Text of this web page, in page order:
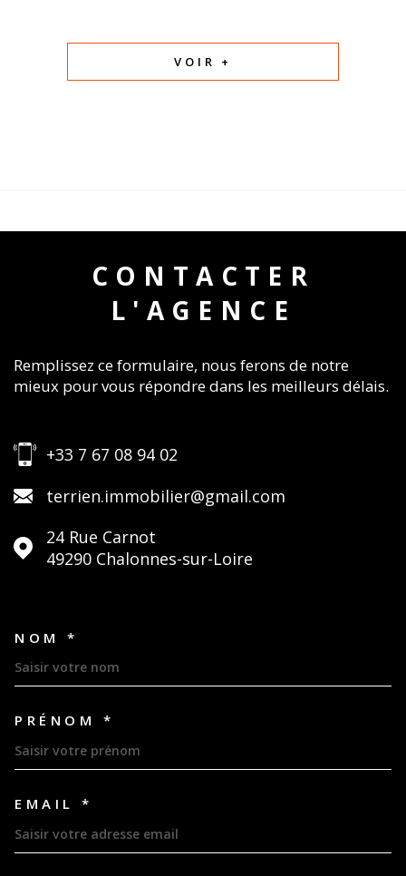
VOIR +
CONTACTER
L'AGENCE
Remplissez ce formulaire, nous ferons de notre
mieux pour vous répondre dans les meilleurs délais.
+33 7 67 08 94 02
terrien.immobilier@gmail.com
24 Rue Carnot
49290
Chalonnes-sur-Loire
NOM *
PRÉNOM *
EMAIL *